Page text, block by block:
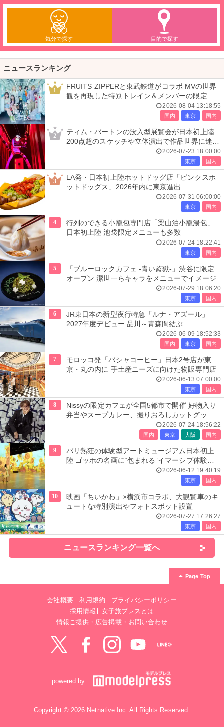
気分で探す 目的で探す
ニュースランキング
1
FRUITS ZIPPERと東武鉄道がコラボ MVの世界
観を再現した特別トレイン＆メンバーの限定ア
2026-08-04 13:18:55
国内 東京 国内
2
ティム・バートンの没入型展覧会が日本初上陸
200点超のスケッチや立体演出で作品世界に迷い
2026-07-23 18:00:00
東京 国内
3
LA発・日本初上陸ホットドッグ店「ピンクスホ
ットドッグス」2026年内に東京進出
2026-07-31 06:00:00
東京 国内
4
行列のできる小籠包専門店「梁山泊小籠湯包」
日本初上陸 池袋限定メニューも多数
2026-07-24 18:22:41
東京 国内
5
「ブルーロックカフェ -青い監獄-」渋谷に限定
オープン 潔世一らキャラをメニューでイメージ
2026-07-29 18:06:20
東京 国内
6
JR東日本の新型夜行特急「ルナ・アズール」
2027年度デビュー 品川～青森間結ぶ
2026-06-09 18:52:33
国内 東京 国内
7
モロッコ発「バシャコーヒー」日本2号店が東
京・丸の内に 手土産ニーズに向けた物販専門店
2026-06-13 07:00:00
東京 国内
8
Nissyの限定カフェが全国5都市で開催 好物入り
弁当やスープカレー、撮りおろしカットグッズ
2026-07-24 18:56:22
国内 東京 大阪 国内
9
パリ熱狂の体験型アートミュージアム日本初上
陸 ゴッホの名画に“包まれる”イマーシブ体験＜
レーヴ・デ・リュミエール＞
2026-06-12 19:40:19
東京 国内
10
映画「ちいかわ」×横浜市コラボ、大観覧車のキ
ュートな特別演出やフォトスポット設置
2026-07-27 17:26:27
東京 国内
ニュースランキング一覧へ
Page Top
会社概要 利用規約
プライバシーポリシー
採用情報
女子旅プレスとは
情報ご提供・広告掲載・お問い合わせ
Facebook
powered by
Copyright © 2026 Netnative Inc. All Rights Reserved.